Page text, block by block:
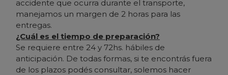
accidente que ocurra durante el transporte,
manejamos un margen de 2 horas para las
entregas.
¿Cuál es el tiempo de preparación?
Se requiere entre 24 y 72hs. hábiles de
anticipación. De todas formas, si te encontrás fuera
de los plazos podés consultar, solemos hacer